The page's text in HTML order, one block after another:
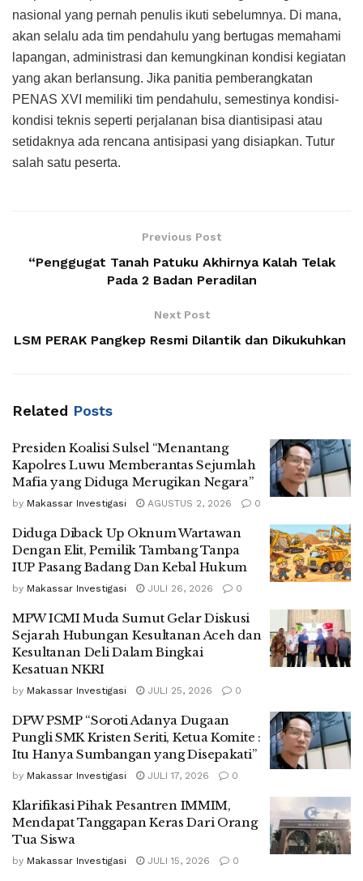
nasional yang pernah penulis ikuti sebelumnya. Di mana,
akan selalu ada tim pendahulu yang bertugas memahami
lapangan, administrasi dan kemungkinan kondisi kegiatan
yang akan berlansung. Jika panitia pemberangkatan
PENAS XVI memiliki tim pendahulu, semestinya kondisi-
kondisi teknis seperti perjalanan bisa diantisipasi atau
setidaknya ada rencana antisipasi yang disiapkan. Tutur
salah satu peserta.
Previous Post
“Penggugat Tanah Patuku Akhirnya Kalah Telak
Pada 2 Badan Peradilan
Next Post
LSM PERAK Pangkep Resmi Dilantik dan Dikukuhkan
Related Posts
Presiden Koalisi Sulsel “Menantang
Kapolres Luwu Memberantas Sejumlah
Mafia yang Diduga Merugikan Negara”
by Makassar Investigasi AGUSTUS 2, 2026 0
Diduga Diback Up Oknum Wartawan
Dengan Elit, Pemilik Tambang Tanpa
IUP Pasang Badang Dan Kebal Hukum
by Makassar Investigasi JULI 26, 2026 0
MPW ICMI Muda Sumut Gelar Diskusi
Sejarah Hubungan Kesultanan Aceh dan
Kesultanan Deli Dalam Bingkai
Kesatuan NKRI
by Makassar Investigasi JULI 25, 2026 0
DPW PSMP “Soroti Adanya Dugaan
Pungli SMK Kristen Seriti, Ketua Komite :
Itu Hanya Sumbangan yang Disepakati”
by Makassar Investigasi JULI 17, 2026 0
Klarifikasi Pihak Pesantren IMMIM,
Mendapat Tanggapan Keras Dari Orang
Tua Siswa
by Makassar Investigasi JULI 15, 2026 0